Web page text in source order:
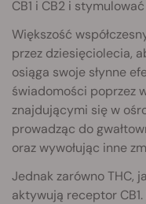
CB1 i CB2 i
Większość
przez dziesięciolecia,
osiąga swoje słynne
świadomości poprzez
znajdującymi się w
prowadząc do
oraz wywołując inne
Jednak zarówno THC,
aktywują receptor